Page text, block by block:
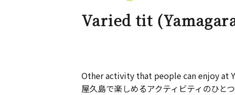
Varied tit
Other activity that people can enjoy at
屋久島で楽しめるアクティビティのひと